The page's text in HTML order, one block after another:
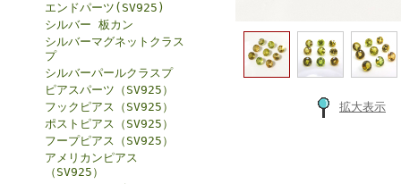
エンドパーツ(SV925)
シルバー 板カン
シルバーマグネットクラス
プ
シルバーパールクラスプ
ピアスパーツ（SV925）
フックピアス（SV925）
ポストピアス（SV925）
フープピアス（SV925）
アメリカンピアス
（SV925）
拡大表示